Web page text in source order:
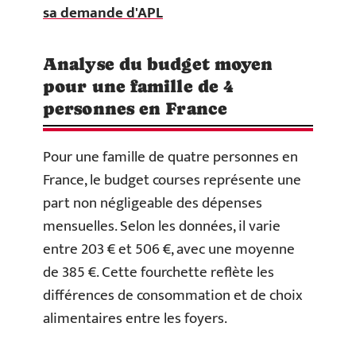
sa demande d'APL
Analyse du budget moyen
pour une famille de 4
personnes en France
Pour une famille de quatre personnes en
France, le budget courses représente une
part non négligeable des dépenses
mensuelles. Selon les données, il varie
entre 203 € et 506 €, avec une moyenne
de 385 €. Cette fourchette reflète les
différences de consommation et de choix
alimentaires entre les foyers.